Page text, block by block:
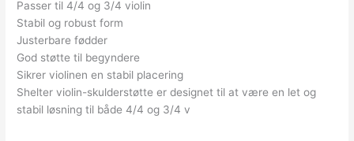
Passer til 4/4 og 3/4 violin
Stabil og robust form
Justerbare fødder
God støtte til begyndere
Sikrer violinen en stabil placering
Shelter violin-skulderstøtte er designet til at være en let og
stabil løsning til både 4/4 og 3/4 v